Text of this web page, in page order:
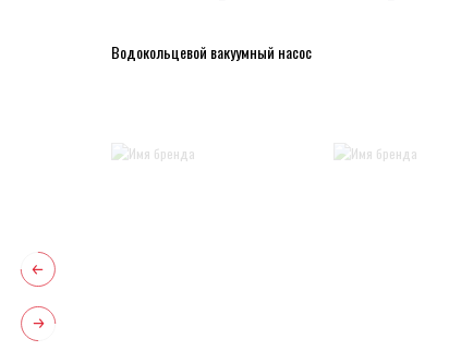
Водокольцевой вакуумный насос